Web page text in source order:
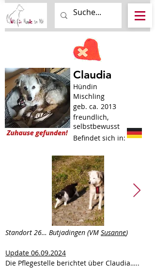
Claudia
Hündin
Mischling
geb. ca. 2013
freundlich,
selbstbewusst
Befindet sich in:
Standort 26… Butjadingen (VM Susanne)
Update 06.09.2024
Die Pflegestelle berichtet über Claudia…..